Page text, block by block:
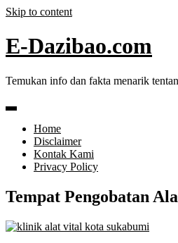
Skip to content
E-Dazibao.com
Temukan info dan fakta menarik
Home
Disclaimer
Kontak Kami
Privacy Policy
Tempat Pengobatan